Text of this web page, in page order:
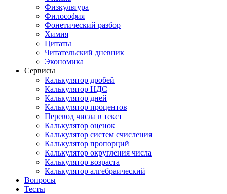
Физкультура
Философия
Фонетический разбор
Химия
Цитаты
Читательский дневник
Экономика
Сервисы
Калькулятор дробей
Калькулятор НДС
Калькулятор дней
Калькулятор процентов
Перевод числа в текст
Калькулятор оценок
Калькулятор систем счисления
Калькулятор пропорций
Калькулятор округления числа
Калькулятор возраста
Калькулятор алгебраический
Вопросы
Тесты